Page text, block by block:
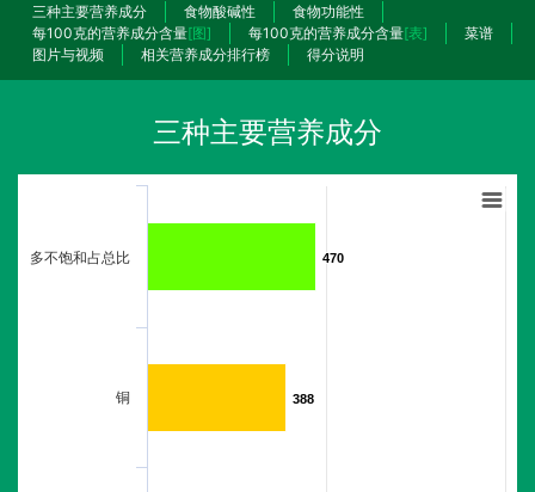
三种主要营养成分 食物酸碱性
食物功能性
每100克的营养成分含量[图] 每100克的营养成分含量[表]
菜谱
图片与视频
相关营养成分排行榜 得分说明
三种主要营养成分
470
470
388
388
多不饱和占总比
铜